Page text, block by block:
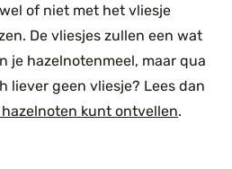
of niet met het vliesje
De vliesjes zullen een wat
je hazelnotenmeel, maar qua
liever geen vliesje? Lees dan
kunt ontvellen.